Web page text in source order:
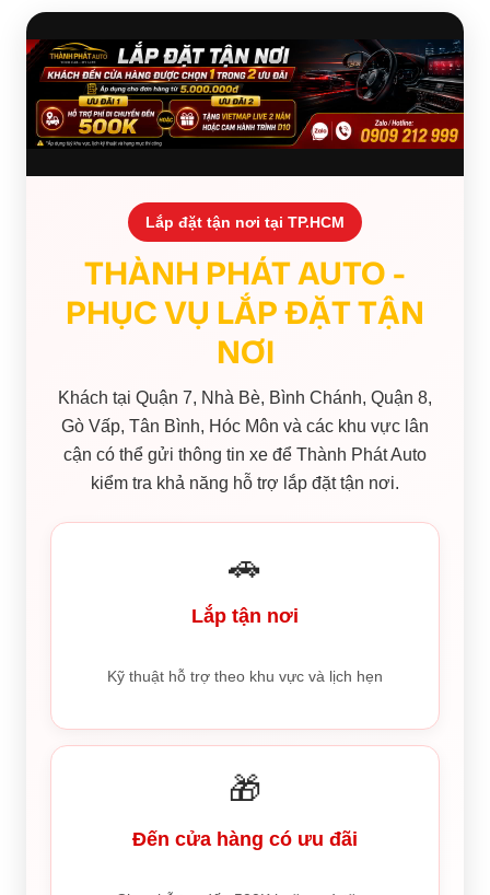
Lắp đặt tận nơi tại TP.HCM
THÀNH PHÁT AUTO -
PHỤC VỤ LẮP ĐẶT TẬN
NƠI
Khách tại Quận 7, Nhà Bè, Bình Chánh, Quận 8,
Gò Vấp, Tân Bình, Hóc Môn và các khu vực lân
cận có thể gửi thông tin xe để Thành Phát Auto
kiểm tra khả năng hỗ trợ lắp đặt tận nơi.
🚗
Lắp tận nơi
Kỹ thuật hỗ trợ theo khu vực và lịch hẹn
🎁
Đến cửa hàng có ưu đãi